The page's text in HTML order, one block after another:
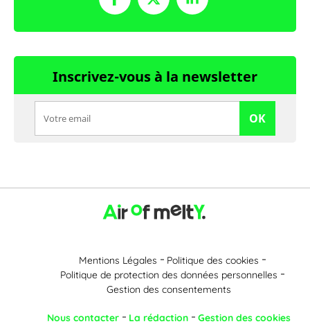
Inscrivez-vous à la newsletter
OK
Mentions Légales
Politique des cookies
Politique de protection des données personnelles
Gestion des consentements
Nous contacter La rédaction Gestion des cookies